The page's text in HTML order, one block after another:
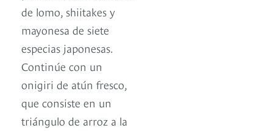
de lomo, shiitakes y
mayonesa de siete
especias japonesas.
Continúe con un
onigiri de atún fresco,
que consiste en un
triángulo de arroz a la